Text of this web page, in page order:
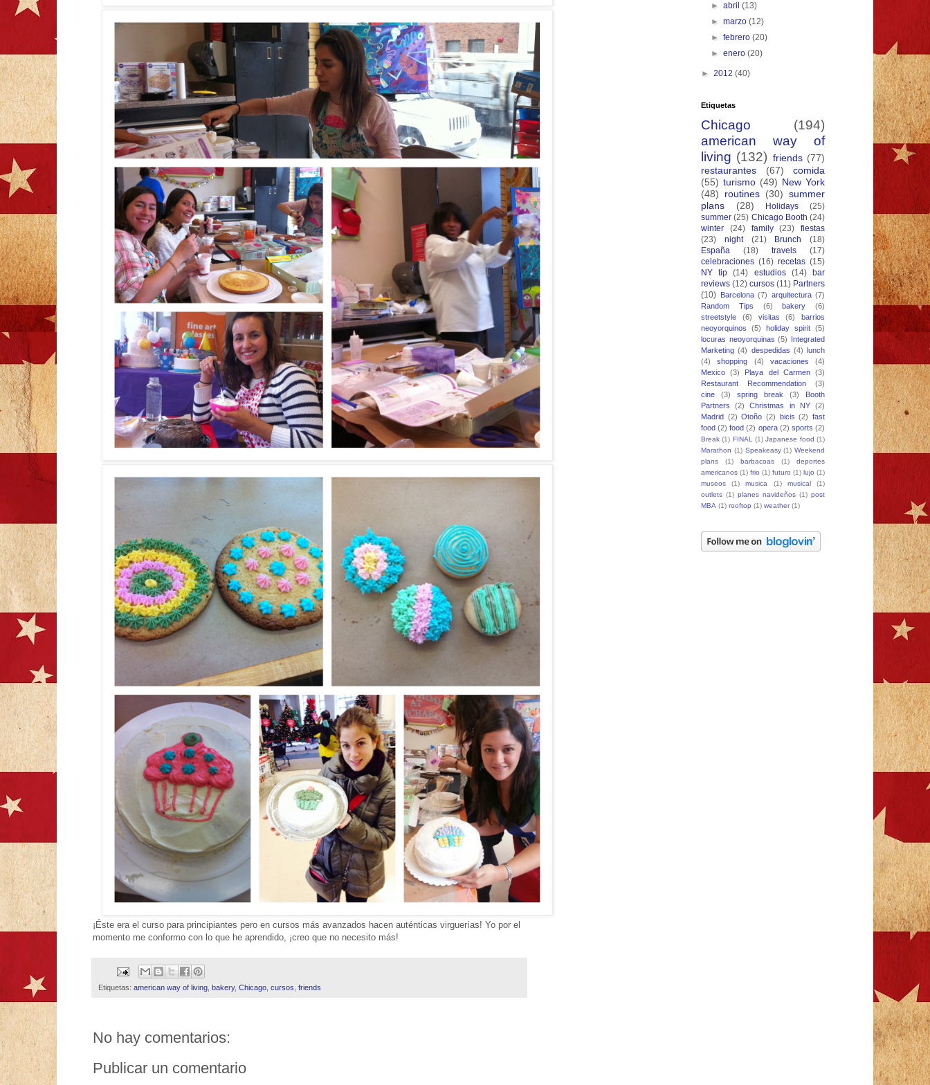
¡Éste era el curso para principiantes pero en cursos más avanzados hacen auténticas virguerías! Yo por el
momento me conformo con lo que he aprendido, ¡creo que no necesito más!
Etiquetas: american way of living bakery, Chicago cursos friends
No hay comentarios:
Publicar un comentario
►abril(13)
►marzo(12)
►febrero(20)
►enero(20)
► 2012 (40)
Etiquetas
Chicago
(194)
american way of
living (132) friends (77)
restaurantes
(67)
comida
(55) turismo (49) New York
(48)
routines (30) summer
plans
(28) Holidays
(25)
summer (25) Chicago Booth (24)
winter
(24) family (23)
fiestas
(23)
night (21) Brunch
(18)
España
(18) travels
(17)
celebraciones (16) recetas (15)
NY tip
(14) estudios (14)
bar
reviews (12) cursos (11) Partners
(10) Barcelona (7) arquitectura (7)
Random Tips
(6) bakery
(6)
streetstyle
(6) visitas (6)
barrios
neoyorquinos
(5) holiday spirit (5)
locuras neoyorquinas (5) Integrated
Marketing (4) despedidas (4) lunch
(4)
shopping (4) vacaciones
(4)
Mexico
(3) Playa del Carmen
(3)
Restaurant Recommendation
(3)
cine
(3) spring break (3)
Booth
Partners
(2) Christmas in NY
(2)
Madrid (2) Otoño (2) bicis (2) fast
food (2) food (2) opera (2) sports (2)
Break (1) FINAL (1) Japanese food (1)
Marathon (1) Speakeasy (1) Weekend
plans
(1) barbacoas (1)
deportes
americanos (1) frio (1) futuro (1) lujo (1)
museos
(1) musica (1) musical
(1)
outlets (1) planes navideños (1) post
MBA (1) rooftop (1) weather (1)